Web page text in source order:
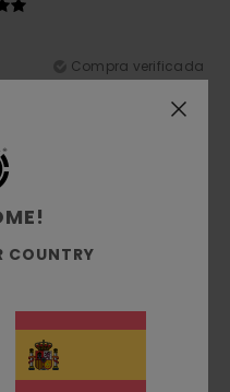
Compra verificada
precio: 5/5 Talla
COUNTRY